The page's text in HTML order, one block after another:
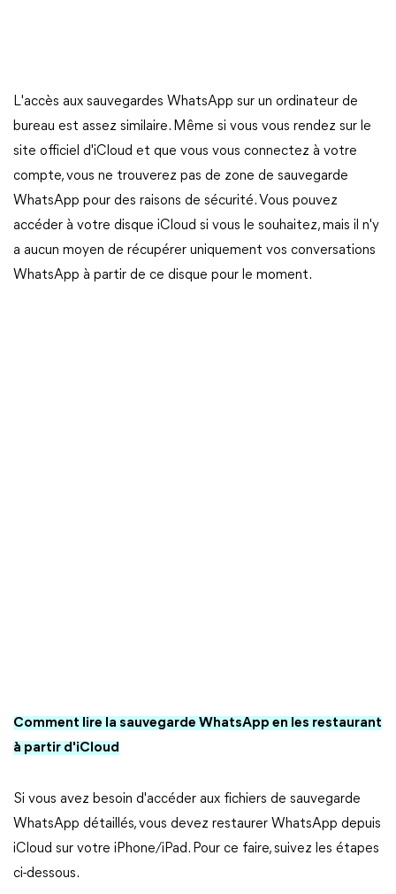
L'accès aux sauvegardes WhatsApp sur un ordinateur de
bureau est assez similaire. Même si vous vous rendez sur le
site officiel d'iCloud et que vous vous connectez à votre
compte, vous ne trouverez pas de zone de sauvegarde
WhatsApp pour des raisons de sécurité. Vous pouvez
accéder à votre disque iCloud si vous le souhaitez, mais il n'y
a aucun moyen de récupérer uniquement vos conversations
WhatsApp à partir de ce disque pour le moment.
Comment lire la sauvegarde WhatsApp en les restaurant
à partir d'iCloud
Si vous avez besoin d'accéder aux fichiers de sauvegarde
WhatsApp détaillés, vous devez restaurer WhatsApp depuis
iCloud sur votre iPhone/iPad. Pour ce faire, suivez les étapes
ci-dessous.